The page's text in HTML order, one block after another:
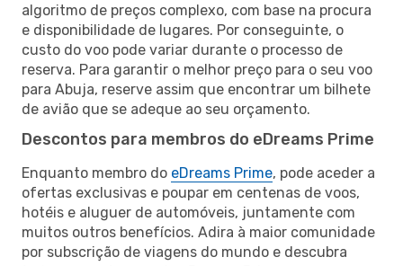
algoritmo de preços complexo, com base na procura
e disponibilidade de lugares. Por conseguinte, o
custo do voo pode variar durante o processo de
reserva. Para garantir o melhor preço para o seu voo
para Abuja, reserve assim que encontrar um bilhete
de avião que se adeque ao seu orçamento.
Descontos para membros do eDreams Prime
Enquanto membro do eDreams Prime, pode aceder a
ofertas exclusivas e poupar em centenas de voos,
hotéis e aluguer de automóveis, juntamente com
muitos outros benefícios. Adira à maior comunidade
por subscrição de viagens do mundo e descubra